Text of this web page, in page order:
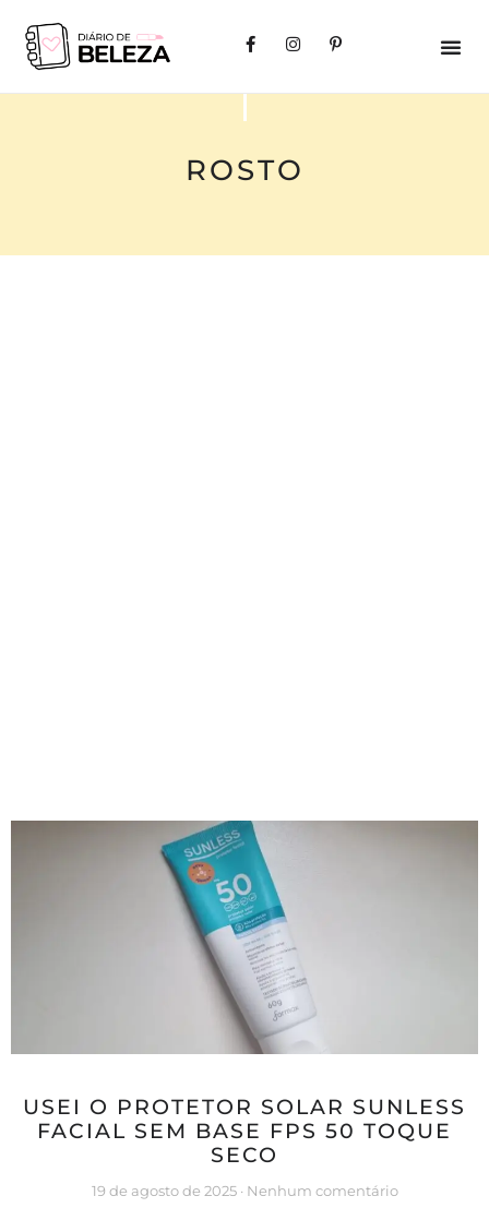
ROSTO
USEI O PROTETOR SOLAR SUNLESS
FACIAL SEM BASE FPS 50 TOQUE
SECO
19 de agosto de 2025 Nenhum comentário